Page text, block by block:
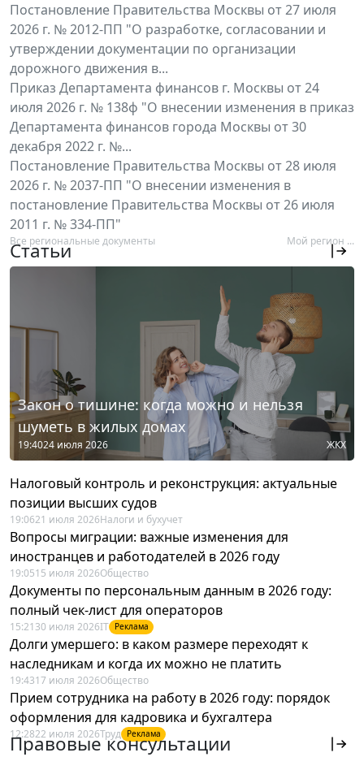
Постановление Правительства Москвы от 27 июля
2026 г. № 2012-ПП "О разработке, согласовании и
утверждении документации по организации
дорожного движения в...
Приказ Департамента финансов г. Москвы от 24
июля 2026 г. № 138ф "О внесении изменения в приказ
Департамента финансов города Москвы от 30
декабря 2022 г. №...
Постановление Правительства Москвы от 28 июля
2026 г. № 2037-ПП "О внесении изменения в
постановление Правительства Москвы от 26 июля
2011 г. № 334-ПП"
Все региональные документы Мой регион ...
Статьи
Закон о тишине: когда можно и нельзя
шуметь в жилых домах
19:4024 июля 2026 ЖКХ
Налоговый контроль и реконструкция: актуальные
позиции высших судов
19:0621 июля 2026Налоги и бухучет
Вопросы миграции: важные изменения для
иностранцев и работодателей в 2026 году
19:0515 июля 2026Общество
Документы по персональным данным в 2026 году:
полный чек-лист для операторов
15:21 30 июля 2026IT Реклама
Долги умершего: в каком размере переходят к
наследникам и когда их можно не платить
19:4317 июля 2026Общество
Прием сотрудника на работу в 2026 году: порядок
оформления для кадровика и бухгалтера
12:2822 июля 2026Труд Реклама
Правовые консультации